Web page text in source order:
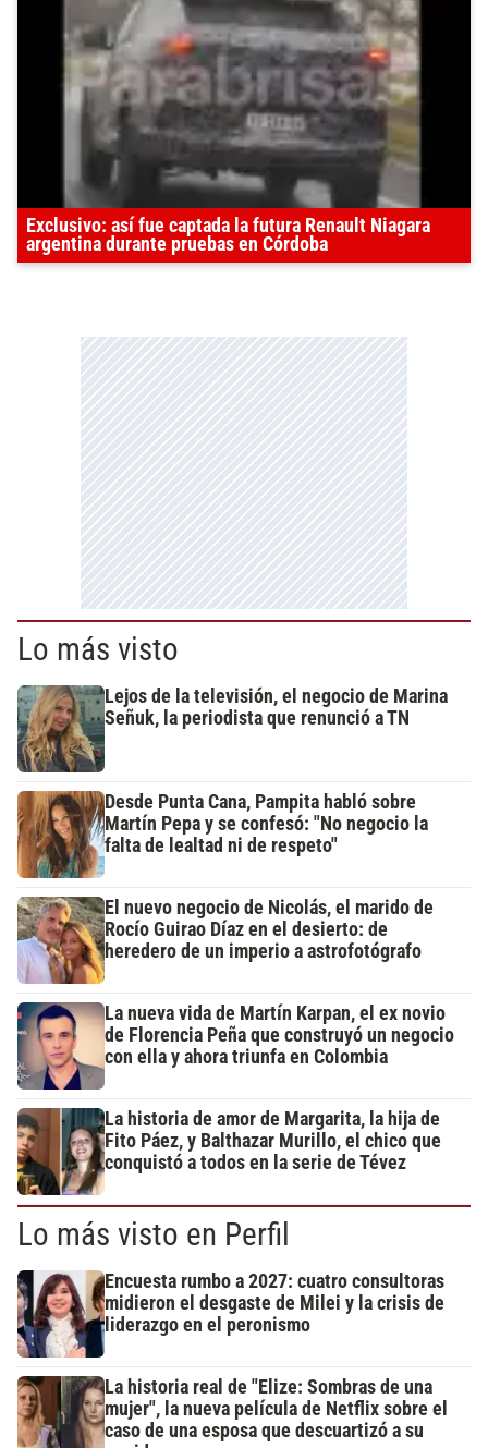
Exclusivo: así fue captada la futura Renault Niagara
argentina durante pruebas en Córdoba
Lo más visto
Lejos de la televisión, el negocio de Marina
Señuk, la periodista que renunció a TN
Desde Punta Cana, Pampita habló sobre
Martín Pepa y se confesó: "No negocio la
falta de lealtad ni de respeto"
El nuevo negocio de Nicolás, el marido de
Rocío Guirao Díaz en el desierto: de
heredero de un imperio a astrofotógrafo
La nueva vida de Martín Karpan, el ex novio
de Florencia Peña que construyó un negocio
con ella y ahora triunfa en Colombia
La historia de amor de Margarita, la hija de
Fito Páez, y Balthazar Murillo, el chico que
conquistó a todos en la serie de Tévez
Lo más visto en Perfil
Encuesta rumbo a 2027: cuatro consultoras
midieron el desgaste de Milei y la crisis de
liderazgo en el peronismo
La historia real de "Elize: Sombras de una
mujer", la nueva película de Netflix sobre el
caso de una esposa que descuartizó a su